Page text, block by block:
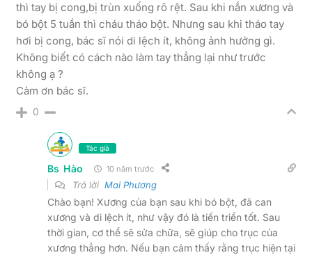
thì tay bị cong,bị trùn xuống rõ rệt. Sau khi nắn xương và
bó bột 5 tuần thì cháu tháo bột. Nhưng sau khi tháo tay
hơi bị cong, bác sĩ nói di lệch ít, không ảnh hưởng gì.
Không biết có cách nào làm tay thẳng lại như trước
không ạ ?
Cảm ơn bác sĩ.
0
Tác giả
Bs Hào 10 năm trước
Trả lời Mai Phương
Chào bạn! Xương của bạn sau khi bó bột, đã can
xương và di lệch ít, như vậy đó là tiến triển tốt. Sau
thời gian, cơ thể sẽ sửa chữa, sẽ giúp cho trục của
xương thẳng hơn. Nếu bạn cảm thấy rằng trục hiện tại